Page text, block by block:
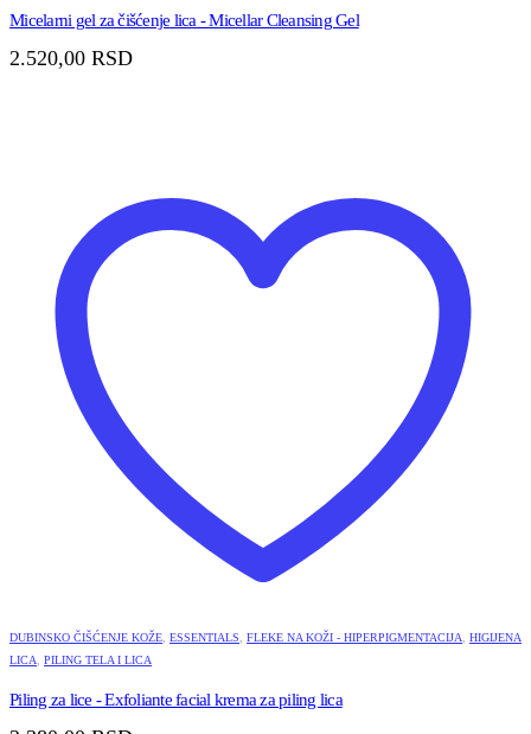
Micelarni gel za čišćenje lica - Micellar Cleansing Gel
2.520,00 RSD
DUBINSKO ČIŠĆENJE KOŽE ESSENTIALS FLEKE NA KOŽI - HIPERPIGMENTACIJA
HIGIJENA
LICA
PILING TELA I LICA
Piling za lice - Exfoliante facial krema za piling lica